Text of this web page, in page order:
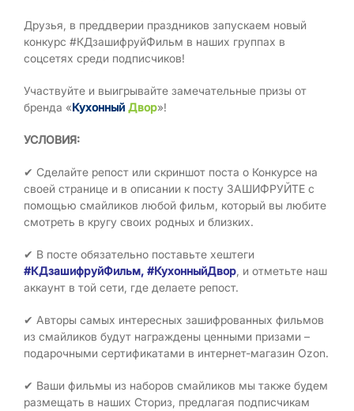
Друзья, в преддверии праздников запускаем новый
конкурс #КДзашифруйФильм в наших группах в
соцсетях среди подписчиков!
Участвуйте и выигрывайте замечательные призы от
бренда «Кухонный Двор»!
УСЛОВИЯ:
✔ Сделайте репост или скриншот поста о Конкурсе на
своей странице и в описании к посту ЗАШИФРУЙТЕ с
помощью смайликов любой фильм, который вы любите
смотреть в кругу своих родных и близких.
✔ В посте обязательно поставьте хештеги
#КДзашифруйФильм, #КухонныйДвор , и отметьте наш
аккаунт в той сети, где делаете репост.
✔ Авторы самых интересных зашифрованных фильмов
из смайликов будут награждены ценными призами –
подарочными сертификатами в интернет-магазин Ozon.
✔ Ваши фильмы из наборов смайликов мы также будем
размещать в наших Сториз, предлагая подписчикам